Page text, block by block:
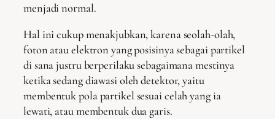
menjadi normal.
Hal ini cukup menakjubkan, karena seolah-olah,
foton atau elektron yang posisinya sebagai partikel
di sana justru berperilaku sebagaimana mestinya
ketika sedang diawasi oleh detektor, yaitu
membentuk pola partikel sesuai celah yang ia
lewati, atau membentuk dua garis.